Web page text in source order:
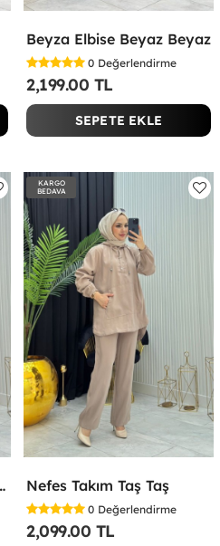
Beyza Elbise Beyaz Beyaz
0 Değerlendirme
2,199.00 TL
SEPETE EKLE
Kahverengi
KARGO
BEDAVA
Nefes Takım Taş Taş
0 Değerlendirme
2,099.00 TL